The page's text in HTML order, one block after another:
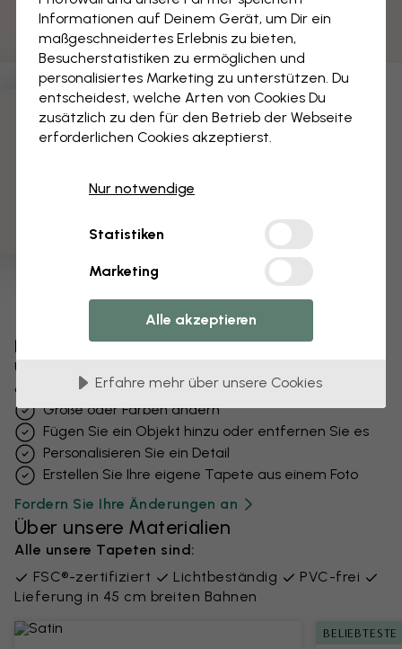
Bearbeiten Sie Ihre Tapete
Unser Designteam kann jedes Motiv optimieren,
damit es für Sie einzigartig wird.
Größe oder Farben ändern
Fügen Sie ein Objekt hinzu oder entfernen Sie es
Personalisieren Sie ein Detail
Erstellen Sie Ihre eigene Tapete aus einem Foto
Fordern Sie Ihre Änderungen an
Über unsere Materialien
Alle unsere Tapeten sind:
FSC®-zertifiziert
Lichtbeständig
PVC-frei
Lieferung in 45 cm breiten Bahnen
BELIEBTESTE
Informationen auf Deinem Gerät, um Dir ein
maßgeschneidertes Erlebnis zu bieten,
Besucherstatistiken zu ermöglichen und
personalisiertes Marketing zu unterstützen. Du
entscheidest, welche Arten von Cookies Du
zusätzlich zu den für den Betrieb der Webseite
erforderlichen Cookies akzeptierst.
Nur notwendige
Statistiken
Marketing
Alle akzeptieren
Erfahre mehr über unsere Cookies